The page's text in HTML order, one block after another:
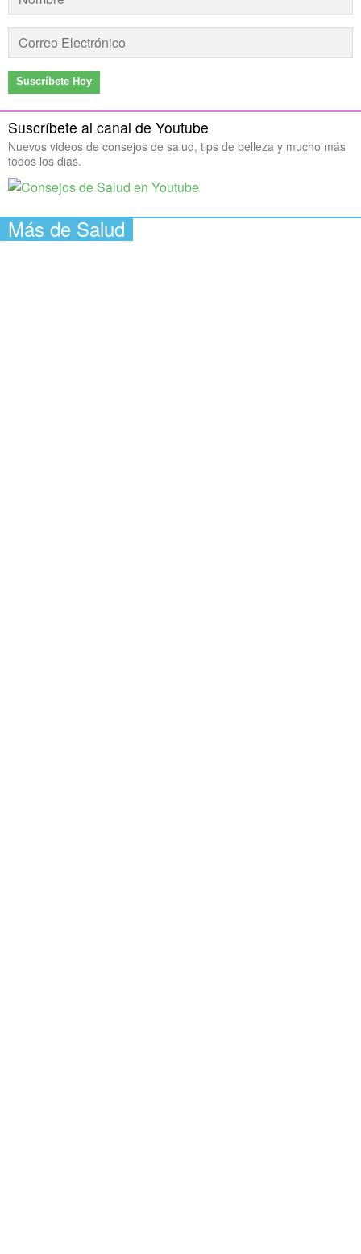
Suscríbete Hoy
Suscríbete al canal de Youtube
Nuevos videos de consejos de salud, tips de belleza y mucho más
todos los dias.
Más de Salud